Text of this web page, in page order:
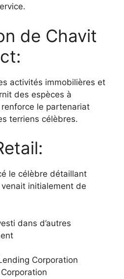
de Chavit
activités immobilières et
des espèces à
le partenariat
terriens célèbres.
le célèbre détaillant
initialement de
dans d’autres
Corporation